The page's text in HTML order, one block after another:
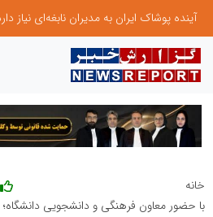
خانه
با حضور معاون فرهنگی و دانشجویی دانشگاه؛